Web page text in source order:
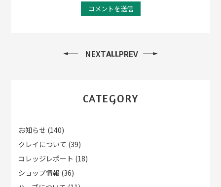
NEXTALLPREV
CATEGORY
お知らせ (140)
クレイについて (39)
コレッジレポート (18)
ショップ情報 (36)